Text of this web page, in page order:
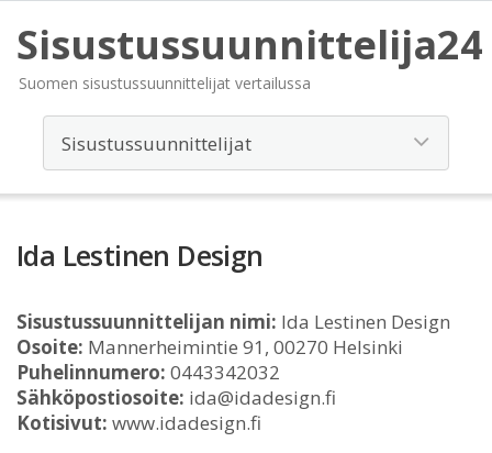
Sisustussuunnittelija24
Suomen sisustussuunnittelijat vertailussa
Ida Lestinen Design
Sisustussuunnittelijan nimi: Ida Lestinen Design
Osoite: Mannerheimintie 91, 00270 Helsinki
Puhelinnumero: 0443342032
Sähköpostiosoite: ida@idadesign.fi
Kotisivut: www.idadesign.fi